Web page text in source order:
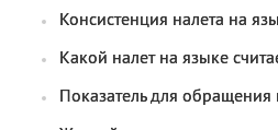
Консистенция налета на
Какой налет на языке
Показатель для обращения